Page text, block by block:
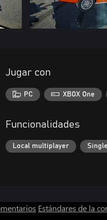
Jugar con
PC XBOX One
Funcionalidades
Local multiplayer
Estándares de la